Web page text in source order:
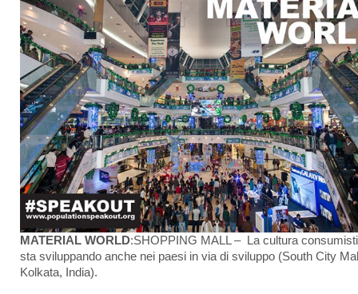
MATERIAL WORLD:SHOPPING MALL – La cultura
sta sviluppando anche nei paesi in via di sviluppo (South City
Kolkata, India).